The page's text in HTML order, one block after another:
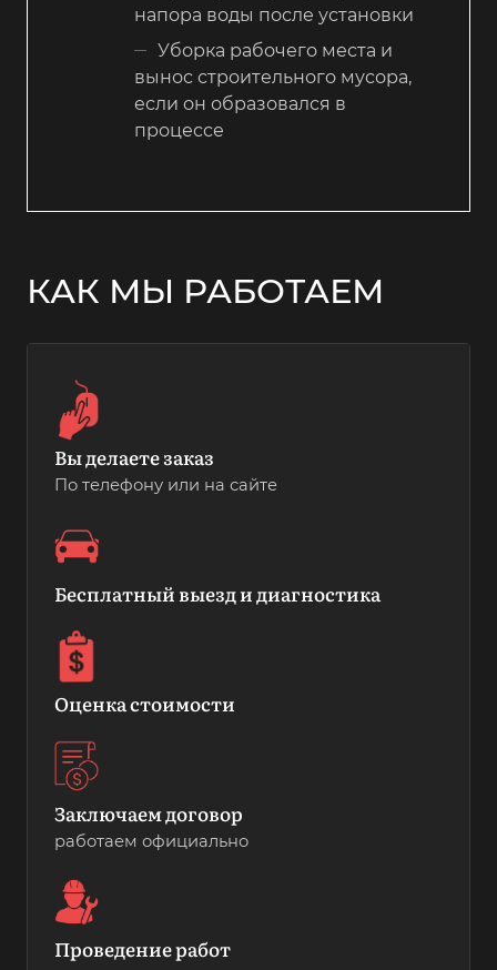
напора воды после установки
Уборка рабочего места и
вынос строительного мусора,
если он образовался в
процессе
КАК МЫ РАБОТАЕМ
Вы делаете заказ
По телефону или на сайте
Бесплатный выезд и диагностика
Оценка стоимости
Заключаем договор
работаем официально
Проведение работ